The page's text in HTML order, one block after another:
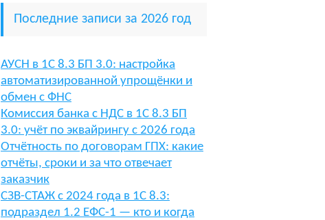
Последние записи за 2026 год
АУСН в 1С 8.3 БП 3.0: настройка
автоматизированной упрощёнки и
обмен с ФНС
Комиссия банка с НДС в 1С 8.3 БП
3.0: учёт по эквайрингу с 2026 года
Отчётность по договорам ГПХ: какие
отчёты, сроки и за что отвечает
заказчик
СЗВ-СТАЖ с 2024 года в 1С 8.3:
подраздел 1.2 ЕФС-1 — кто и когда